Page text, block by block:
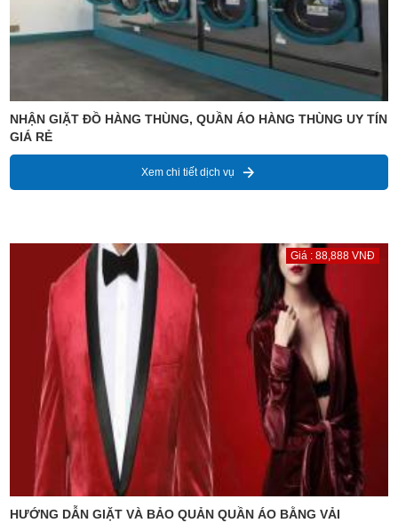
NHẬN GIẶT ĐỒ HÀNG THÙNG, QUẦN ÁO HÀNG THÙNG UY TÍN
GIÁ RẺ
Xem chi tiết dịch vụ
Giá : 88,888 VNĐ
HƯỚNG DẪN GIẶT VÀ BẢO QUẢN QUẦN ÁO BẰNG VẢI